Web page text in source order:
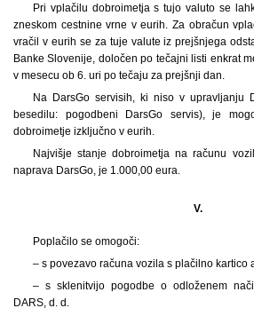
Pri vplačilu dobroimetja s tujo valuto se
zneskom cestnine vrne v eurih. Za obračun
vračil v eurih se za tuje valute iz prejšnjega
Banke Slovenije, določen po tečajni listi enkrat
v mesecu ob 6. uri po tečaju za prejšnji dan.
Na DarsGo servisih, ki niso v upravljanju
besedilu: pogodbeni DarsGo servis), je
dobroimetje izključno v eurih.
Najvišje stanje dobroimetja na računu
naprava DarsGo, je 1.000,00 eura.
V.
Poplačilo se omogoči:
– s povezavo računa vozila s plačilno kartico
– s sklenitvijo pogodbe o odloženem
DARS, d. d.